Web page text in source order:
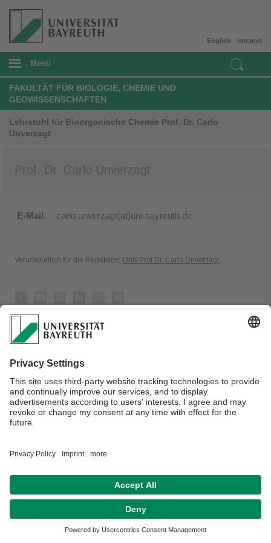
Intranet
English
Menü
FAKULTÄT FÜR BIOLOGIE, CHEMIE UND
GEOWISSENSCHAFTEN
Lehrstuhl für Bioorganische Chemie Prof. Dr. Carlo
Unverzagt
Prof. Dr. Carlo Unverzagt
E-Mail: carlo.unverzagt(at)uni-bayreuth.de
Verantwortlich für die Redaktion: Univ.Prof.Dr. Carlo Unverzagt
Datenschutzerklärung